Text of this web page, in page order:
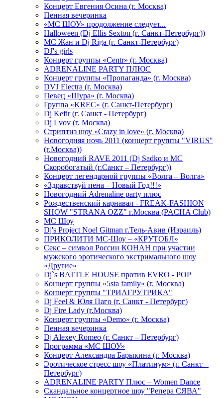
Концерт Евгения Осина (г. Москва)
Пенная вечеринка
«МС ШОУ» продолжение следует...
Halloween (Dj Ellis Sexton (г. Санкт-Петербург))
МС Жан и Dj Riga (г. Санкт-Петербург)
DJ's girls
Концерт группы «Centr» (г. Москва)
ADRENALINE PARTY ПЛЮС
Концерт группы «Пропаганда» (г. Москва)
DVJ Electra (г. Москва)
Певец «Шура» (г. Москва)
Группа «KREC» (г. Санкт-Петербург)
Dj Kefir (г. Санкт - Петербург)
Dj Lvov (г. Москва)
Стриптиз шоу «Crazy in love» (г. Москва)
Новогодняя ночь 2011 (концерт группы "VIRUS"
(г.Москва))
Новогодний RAVE 2011 (Dj Sadko и MC
Скоробогатый (г.Санкт – Петербург))
Концерт легендарной группы «Волга – Волга»
«Здравствуй пена – Новый Год!!!»
Новогодний Adrenaline party плюс
Рождественский карнавал - FREAK-FASHION
SHOW "STRANA OZZ" г.Москва (PACHA Club)
MC Шоу
Dj's Project Noel Gitman г.Тель-Авив (Израиль)
ПРИКОЛИТИ МС-Шоу – «КРУТОБЛ»
Секс – символ России КОНАН при участии
мужского эротического экстримального шоу
«Другие»
Dj`s BATTLE HOUSE против EVRO - POP
Концерт группы «5sta family» (г. Москва)
Концерт группы "ТРИАГРУТРИКА"
Dj Feel & Юля Паго (г. Санкт - Петербург)
Dj Fire Lady (г.Москва)
Концерт группы «Demo» (г. Москва)
Пенная вечеринка
Dj Alexey Romeo (г. Санкт – Петербург)
Программа «МС ШОУ»
Концерт Александра Барыкина (г. Москва)
Эротическое стресс шоу «Платинум» (г. Санкт –
Петербург)
ADRENALINE PARTY Плюс – Women Dance
Скандальное концертное шоу "Репера СЯВА"